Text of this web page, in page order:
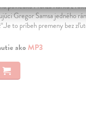
poviedka Franza Kafku z
Gregor Samsa jedného
to príbeh premeny bez
ako MP3